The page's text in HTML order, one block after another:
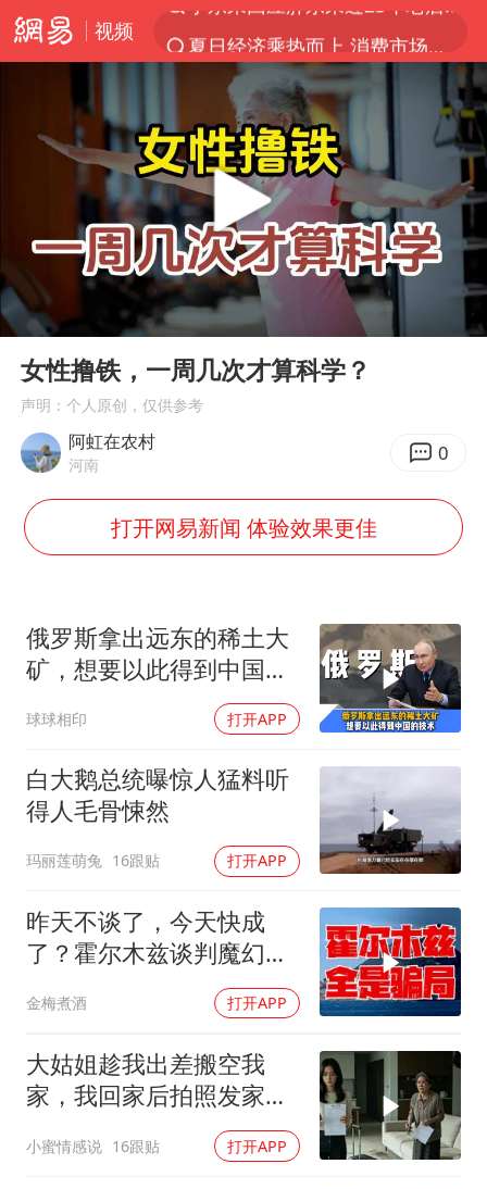
视频
哈马斯称坚持加沙停火协议路线图
浙江省甬江发生2026年第1号洪水
白海豚对华东华北影响会大于巴威
央视新主播李秋莹母校发文祝贺
上海全力守护市民“菜篮子”
曹颖儿子首次演长剧
“开学三件套”全线暴涨
总书记点赞的非遗苗绣焕发新生机
Play
女性撸铁，一周几次才算科学？
声明：个人原创，仅供参考
阿虹在农村
河南 0
打开网易新闻 体验效果更佳
俄罗斯拿出远东的稀土大
矿，想要以此得到中国独
球球相印 打开APP
白大鹅总统曝惊人猛料听
得人毛骨悚然
玛丽莲萌兔 16跟贴 打开APP
昨天不谈了，今天快成
了？霍尔木兹谈判魔幻反
金梅煮酒 打开APP
大姑姐趁我出差搬空我
家，我回家后拍照发家族
群里，她看到后崩溃了
小蜜情感说 16跟贴 打开APP